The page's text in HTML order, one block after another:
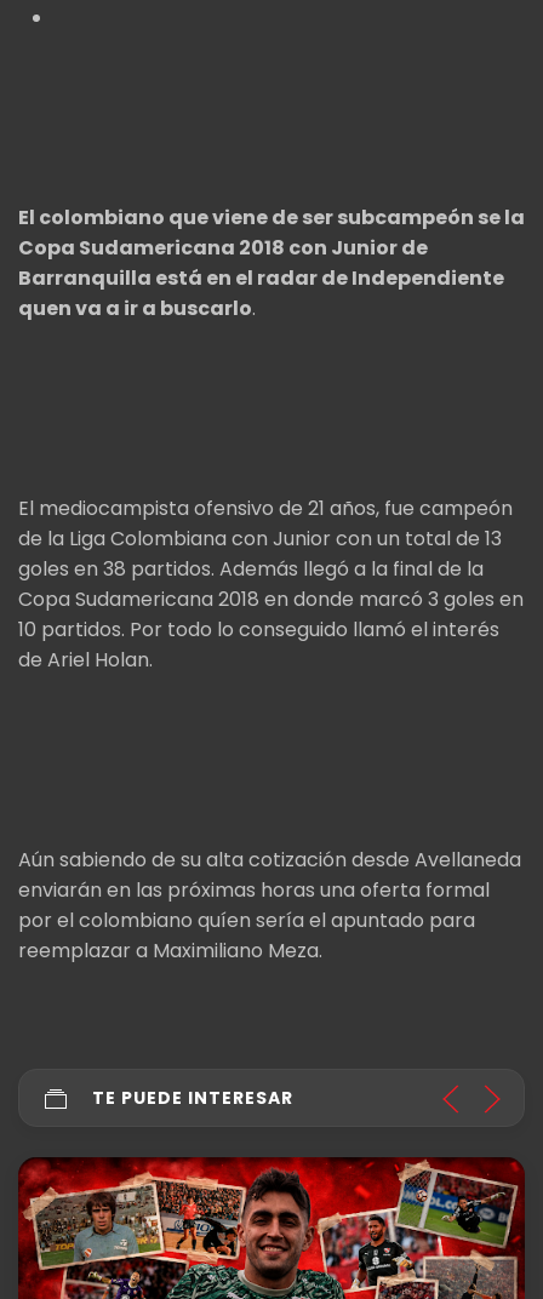
El colombiano que viene de ser subcampeón se la
Copa Sudamericana 2018 con Junior de
Barranquilla está en el radar de Independiente
quen va a ir a buscarlo.
El mediocampista ofensivo de 21 años, fue campeón
de la Liga Colombiana con Junior con un total de 13
goles en 38 partidos. Además llegó a la final de la
Copa Sudamericana 2018 en donde marcó 3 goles en
10 partidos. Por todo lo conseguido llamó el interés
de Ariel Holan.
Aún sabiendo de su alta cotización desde Avellaneda
enviarán en las próximas horas una oferta formal
por el colombiano quíen sería el apuntado para
reemplazar a Maximiliano Meza.
TE PUEDE INTERESAR